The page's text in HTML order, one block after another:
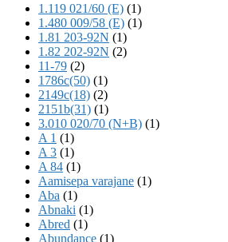
1.119 021/60 (E) (1)
1.480 009/58 (E) (1)
1.81 203-92N (1)
1.82 202-92N (2)
11-79 (2)
1786c(50) (1)
2149c(18) (2)
2151b(31) (1)
3.010 020/70 (N+B) (1)
A 1 (1)
A 3 (1)
A 84 (1)
Aamisepa varajane (1)
Aba (1)
Abnaki (1)
Abred (1)
Abundance (1)